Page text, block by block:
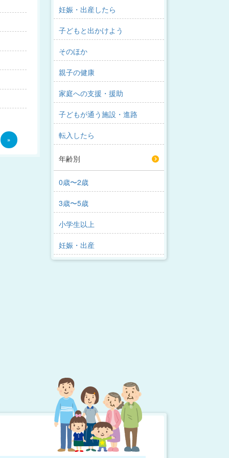
»
妊娠・出産したら
子どもと出かけよう
そのほか
親子の健康
家庭への支援・援助
子どもが通う施設・進路
転入したら
年齢別
0歳〜2歳
3歳〜5歳
小学生以上
妊娠・出産